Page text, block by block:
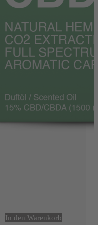
In den Warenkorb